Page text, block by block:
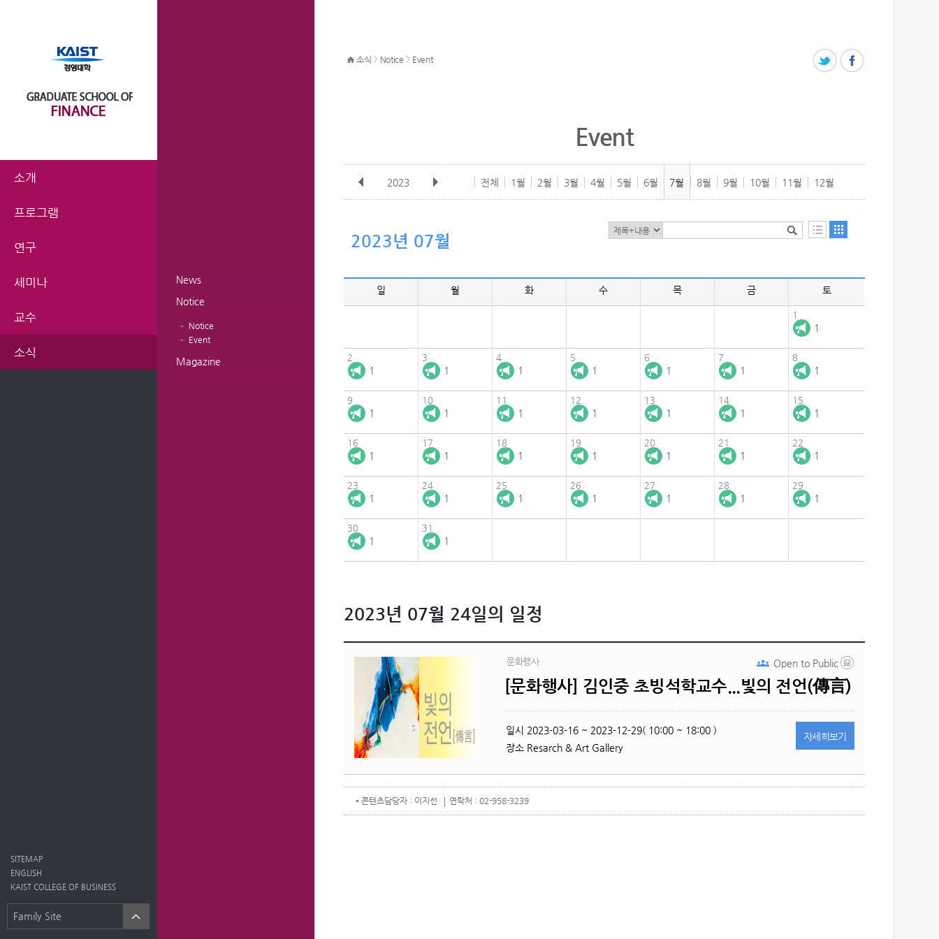
SITEMAP
ENGLISH
KAIST COLLEGE OF BUSINESS
Family Site
소개
프로그램
연구
세미나
교수
소식
News
Notice
Notice
Event
Magazine
소식 > Notice > Event
Event
2023 전체 1월 2월 3월 4월 5월 6월 7월 8월 9월 10월 11월 12월
2023년 07월
일 월 화 수 목 금 토
1
1
2
1
3
1
4
1
5
1
6
1
7
1
8
1
9
1
10
1
11
1
12
1
13
1
14
1
15
1
16
1
17
1
18
1
19
1
20
1
21
1
22
1
23
1
24
1
25
1
26
1
27
1
28
1
29
1
30
1
31
1
2023년 07월 24일의 일정
문화행사
[문화행사] 김인중 초빙석학교수...빛의 전언(傳言)
Open to Public
일시 2023-03-16 ~ 2023-12-29( 10:00 ~ 18:00 )
장소 Resarch & Art Gallery
자세히 보기
콘텐츠담당자 : 이지선 연락처 : 02-958-3239